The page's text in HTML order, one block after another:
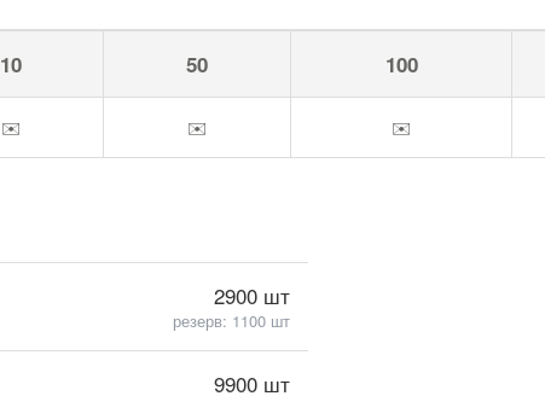
10 50 100
✉️ ✉️ ✉️
2900 шт
резерв: 1100 шт
9900 шт